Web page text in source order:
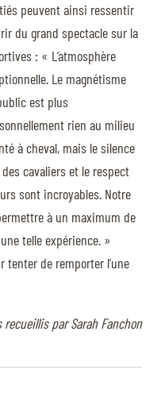
peuvent ainsi ressentir
du grand spectacle sur la
: « L’atmosphère
Le magnétisme
est plus
rien au milieu
à cheval, mais le silence
cavaliers et le respect
sont incroyables. Notre
à un maximum de
telle expérience. »
tenter de remporter l’une
recueillis par Sarah Fanchon